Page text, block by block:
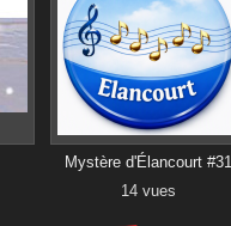
Mystère d'Élancourt #31
14 vues